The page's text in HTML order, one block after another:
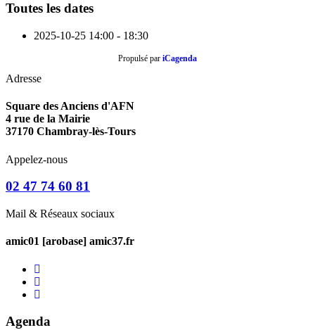
Toutes les dates
2025-10-25 14:00 - 18:30
Propulsé par iCagenda
Adresse
Square des Anciens d'AFN
4 rue de la Mairie
37170 Chambray-lès-Tours
Appelez-nous
02 47 74 60 81
Mail & Réseaux sociaux
amic01 [arobase] amic37.fr
Agenda